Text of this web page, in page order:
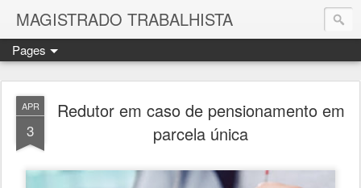
MAGISTRADO TRABALHISTA
Pages
APR
3
Redutor em caso de pensionamento em
parcela única